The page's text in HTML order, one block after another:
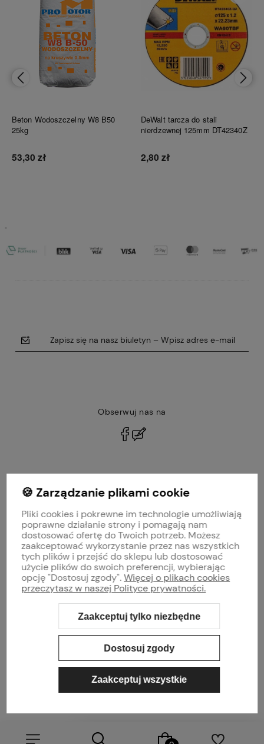
Beton Wodoszczelny W8 B50
25kg
53,30 zł
DeWalt tarcza do stali
nierdzewnej 125mm DT42340Z
2,80 zł
Zapisz się na nasz biuletyn – Wpisz adres e-mail
Obserwuj nas na
MOJE KONTO
PŁATNOŚCI I DOSTAWA
INFORMACJE
O NAS
Sklep internetowy Shoper Premium Szablon Shoper Modern 3.0™
GrowCommerce
🍪 Zarządzanie plikami cookie
Pliki cookies i pokrewne im technologie umożliwiają
poprawne działanie strony i pomagają nam
dostosować ofertę do Twoich potrzeb. Możesz
zaakceptować wykorzystanie przez nas wszystkich
tych plików i przejść do sklepu lub dostosować
użycie plików do swoich preferencji, wybierając
opcję "Dostosuj zgody".Więcej o plikach cookies
przeczytasz w naszej Polityce prywatności.
Zaakceptuj tylko niezbędne
Dostosuj zgody
Zaakceptuj wszystkie